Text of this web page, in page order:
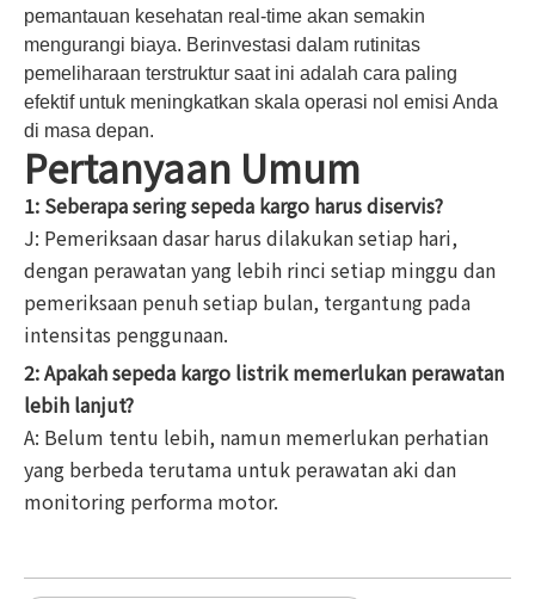
pemantauan kesehatan real-time akan semakin
mengurangi biaya. Berinvestasi dalam rutinitas
pemeliharaan terstruktur saat ini adalah cara paling
efektif untuk meningkatkan skala operasi nol emisi Anda
di masa depan.
Pertanyaan Umum
1: Seberapa sering sepeda kargo harus diservis?
J: Pemeriksaan dasar harus dilakukan setiap hari,
dengan perawatan yang lebih rinci setiap minggu dan
pemeriksaan penuh setiap bulan, tergantung pada
intensitas penggunaan.
2: Apakah sepeda kargo listrik memerlukan perawatan
lebih lanjut?
A: Belum tentu lebih, namun memerlukan perhatian
yang berbeda terutama untuk perawatan aki dan
monitoring performa motor.